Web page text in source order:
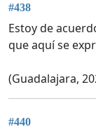
#438
Estoy de
que aquí se
(Guadalajara,
#440